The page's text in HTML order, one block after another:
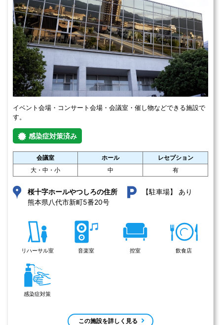
イベント会場・コンサート会場・会議室・催し物などできる施設で
す。
感染症対策済み
会議室 ホール
レセプション
大・中・小
中 有
桜十字ホールやつしろの住所
熊本県八代市新町5番20号
【駐車場】 あり
リハーサル室 音楽室 控室 飲食店
感染症対策
この施設を詳しく見る